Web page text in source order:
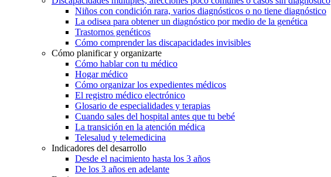
Niños con condición rara, varios diagnósticos o no tiene diagnóstico
La odisea para obtener un diagnóstico por medio de la genética
Trastornos genéticos
Cómo comprender las discapacidades invisibles
Cómo planificar y organizarte
Cómo hablar con tu médico
Hogar médico
Cómo organizar los expedientes médicos
El registro médico electrónico
Glosario de especialidades y terapias
Cuando sales del hospital antes que tu bebé
La transición en la atención médica
Telesalud y telemedicina
Indicadores del desarrollo
Desde el nacimiento hasta los 3 años
De los 3 años en adelante